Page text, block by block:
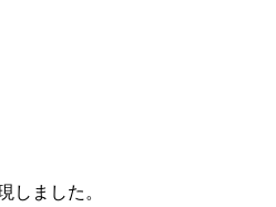
しました。